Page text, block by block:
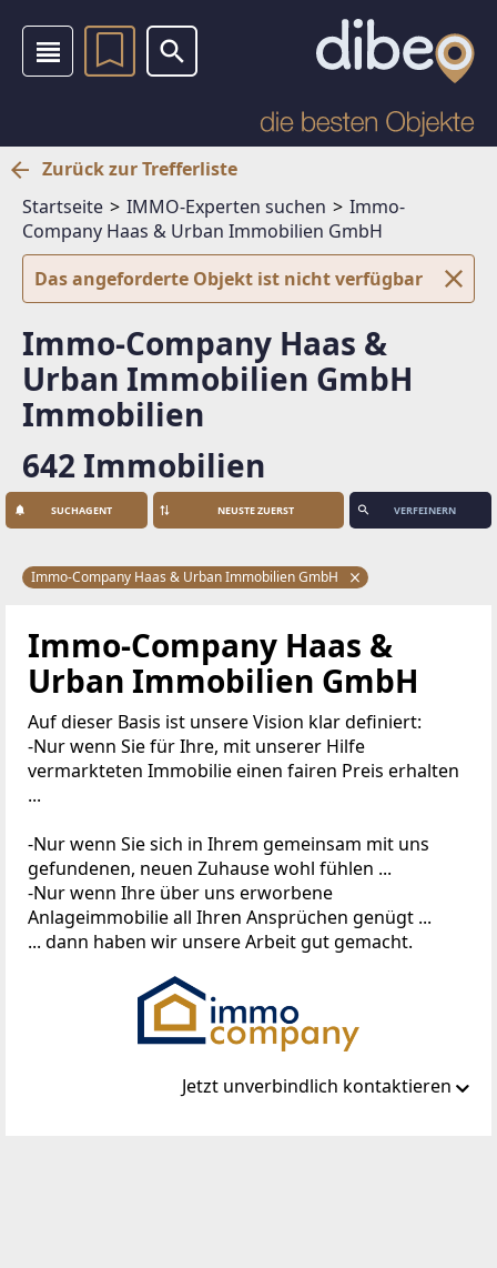
Zurück zur Trefferliste
Startseite
IMMO-Experten suchen
Immo-
Company Haas & Urban Immobilien GmbH
Das angeforderte Objekt ist nicht verfügbar
Immo-Company Haas &
Urban Immobilien GmbH
Immobilien
642 Immobilien
SUCHAGENT VERFEINERN
Immo-Company Haas & Urban Immobilien GmbH
Immo-Company Haas &
Urban Immobilien GmbH
Auf dieser Basis ist unsere Vision klar definiert:
-Nur wenn Sie für Ihre, mit unserer Hilfe
vermarkteten Immobilie einen fairen Preis erhalten
...
-Nur wenn Sie sich in Ihrem gemeinsam mit uns
gefundenen, neuen Zuhause wohl fühlen ...
-Nur wenn Ihre über uns erworbene
Anlageimmobilie all Ihren Ansprüchen genügt ...
... dann haben wir unsere Arbeit gut gemacht.
Jetzt unverbindlich kontaktieren